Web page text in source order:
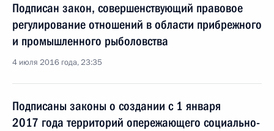
Подписан закон, совершенствующий правовое
регулирование отношений в области прибрежного
и промышленного рыболовства
4 июля 2016 года, 23:35
Подписаны законы о создании с 1 января
2017 года территорий опережающего социально-